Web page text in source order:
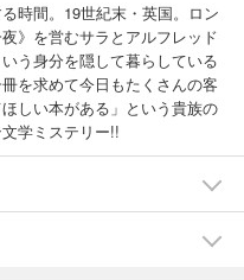
時間。19世紀末・英国。ロン
》を営むサラとアルフレッド
う身分を隠して暮らしている
を求めて今日もたくさんの客
しい本がある」という貴族の
学ミステリー!!